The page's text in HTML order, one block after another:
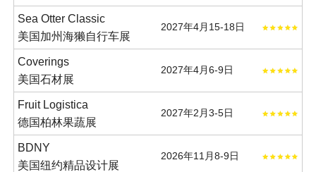
Sea Otter Classic
美国加州海獭自行车展
2027年4月15-18日
Coverings
美国石材展
2027年4月6-9日
Fruit Logistica
德国柏林果蔬展
2027年2月3-5日
BDNY
美国纽约精品设计展
2026年11月8-9日